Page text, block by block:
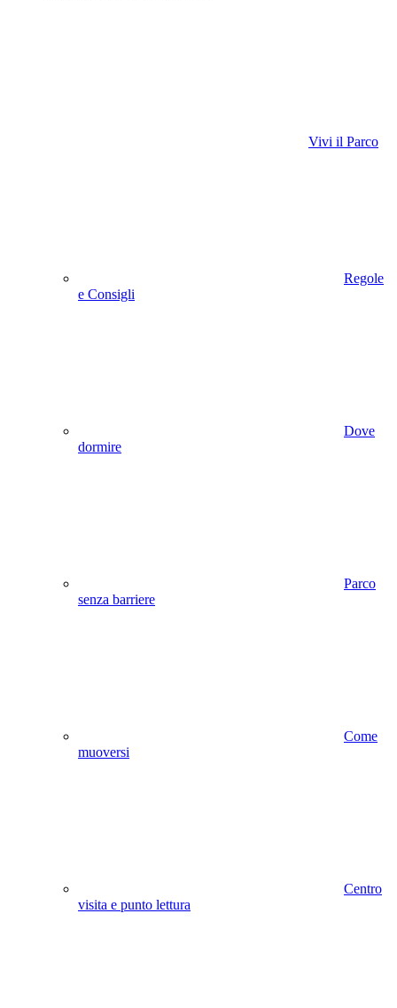
Vivi il Parco
Regole
e Consigli
Dove
dormire
Parco
senza barriere
Come
muoversi
Centro
visita e punto lettura